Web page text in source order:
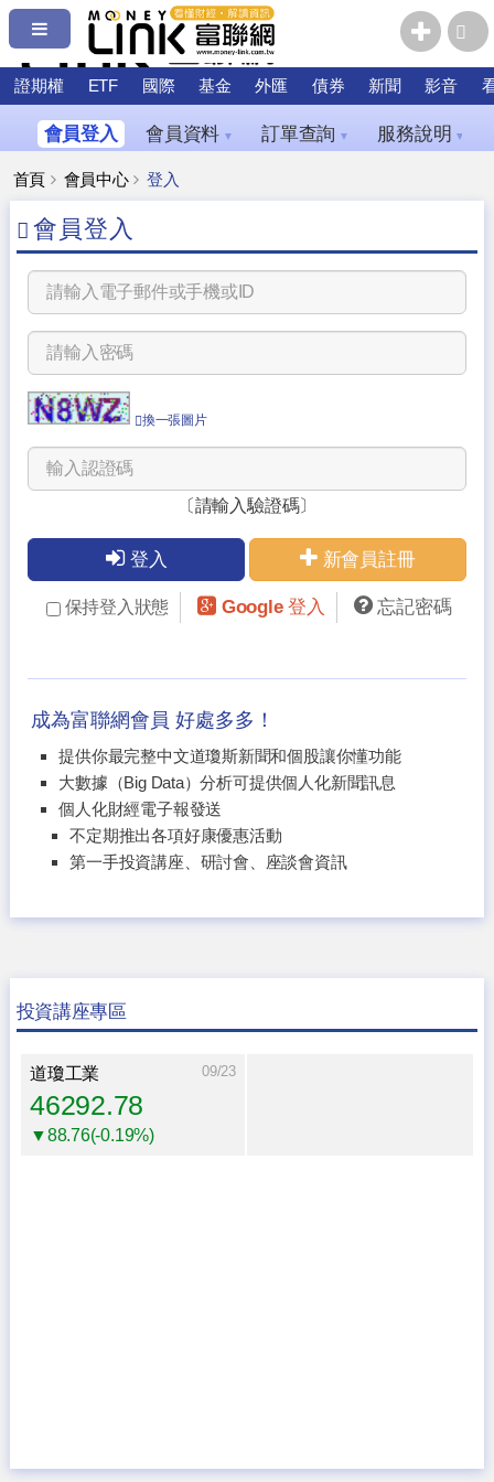
證期權 ETF 國際 基金 外匯 債券 新聞 影音
會員登入 會員資料 ▼ 訂單查詢 ▼ 服務說明 ▼
首頁 會員中心 登入
會員登入
換一張圖片
〔請輸入驗證碼〕
登入 新會員註冊
保持登入狀態 Google 登入 忘記密碼
成為富聯網會員 好處多多！
提供你最完整中文道瓊斯新聞和個股讓你懂功能
大數據（Big Data）分析可提供個人化新聞訊息
個人化財經電子報發送
不定期推出各項好康優惠活動
第一手投資講座、研討會、座談會資訊
投資講座專區
道瓊工業 09/23
46292.78
▼88.76(-0.19%)